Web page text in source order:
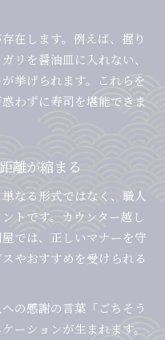
在します。例えば、握り
リを醤油皿に入れない、
挙げられます。これらを
わずに寿司を堪能できま
離が縮まる
なる形式ではなく、職人
トです。カウンター越し
では、正しいマナーを守
やおすすめを受けられる
の感謝の言葉「ごちそう
ーションが生まれます。